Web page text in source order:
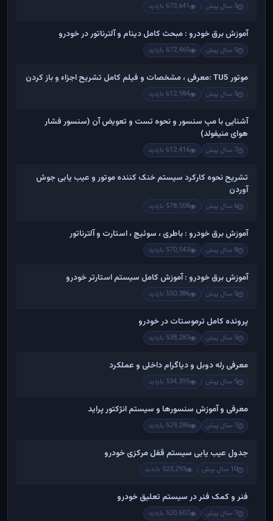
5 سال پیش 673,641 بازدید
آموزش برق خودرو : مبحث کامل دینام و آلترناتور در خودرو
5 سال پیش 672,465 بازدید
موتور TU5 :معرفی ، مشخصات و فیلم کامل تشریح اجزاء و باز کردن
5 سال پیش 612,984 بازدید
آشنایی با مپ سنسور و نحوه تست و تعویض آن (سنسور فشار
هوای منیفولد)
7 سال پیش 612,416 بازدید
تشریح نحوه کارکرد سیستم خنک کننده موتور و عیب یابی جوش
آوردن
6 سال پیش 578,508 بازدید
آموزش برق خودرو : باطری ، سوئیچ ، استارت و آلترناتور
8 سال پیش 570,543 بازدید
آموزش برق خودرو : آموزش کامل سیستم استارتر خودرو
5 سال پیش 550,386 بازدید
پرونده کامل ترموستات در خودرو
5 سال پیش 538,283 بازدید
معرفی رله دوبل و دیاگرام داخلی و عملکرد
5 سال پیش 534,395 بازدید
معرفی و آموزش سنسورها و سیستم انژکتور پراید
7 سال پیش 529,286 بازدید
جدول عیب یابی سیستم قفل مرکزی خودرو
10 سال پیش 523,293 بازدید
فنر و کمک فنر در سیستم تعلیق خودرو
7 سال پیش 520,607 بازدید